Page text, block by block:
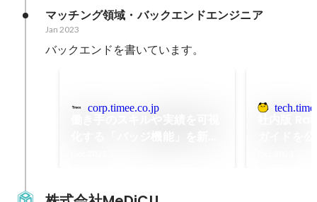
Blog
マッチング領域・バックエンドエンジニア
Jan 2023
バックエンドを書いています。
corp.timee.co.jp